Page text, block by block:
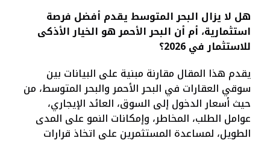
هل لا يزال البحر المتوسط يقدم أفضل فرصة
استثمارية، أم أن البحر الأحمر هو الخيار الأذكى
للاستثمار في 2026؟
يقدم هذا المقال مقارنة مبنية على البيانات بين
سوقي العقارات في البحر الأحمر والبحر المتوسط، من
حيث أسعار الدخول إلى السوق، العائد الإيجاري،
عوامل الطلب، المخاطر، وإمكانات النمو على المدى
الطويل، لمساعدة المستثمرين على اتخاذ قرارات